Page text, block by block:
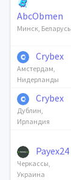
AbcObmen
Минск, Беларусь
Crybex
Амстердам,
Нидерланды
Crybex
Дублин,
Ирландия
Payex24
Черкассы,
Украина